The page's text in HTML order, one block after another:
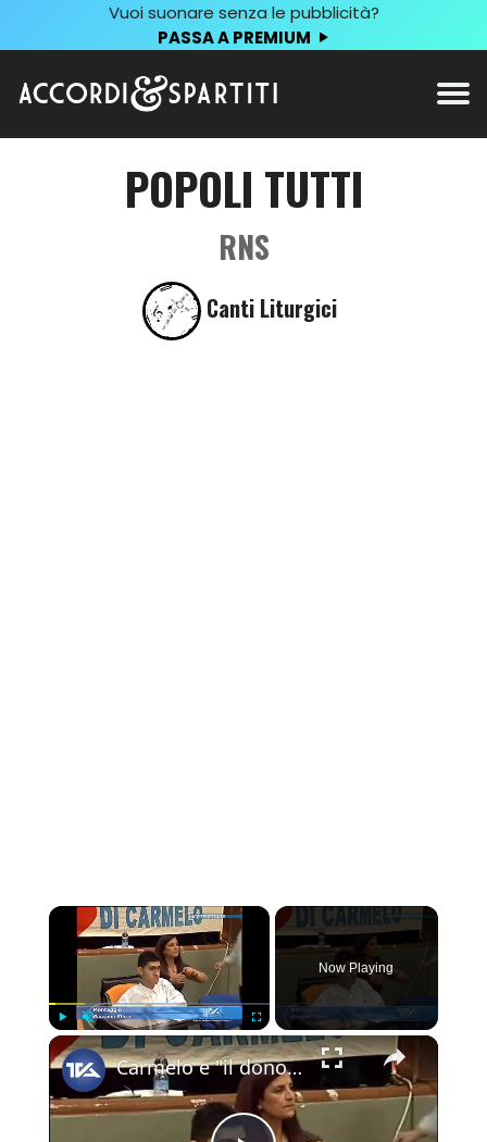
Vuoi suonare senza le pubblicità?
PASSA A PREMIUM
POPOLI TUTTI
RNS
Canti Liturgici
×
Play Unmute Fullscreen
Now Playing
×
Carmelo e "il dono più grande"